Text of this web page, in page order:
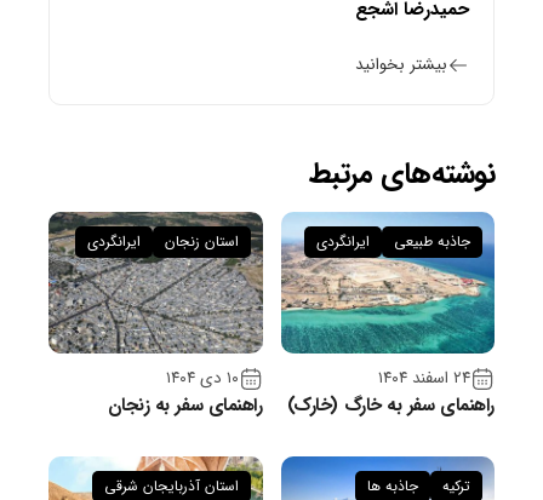
حمیدرضا اشجع
بیشتر بخوانید
نوشته‌های مرتبط
۲۴ اسفند ۱۴۰۴
راهنمای سفر به خارگ (خارک)
جاذبه طبیعی ایرانگردی
۱۰ دی ۱۴۰۴
راهنمای سفر به زنجان
استان زنجان ایرانگردی
ترکیه
جاذبه ها
استان آذربایجان شرقی